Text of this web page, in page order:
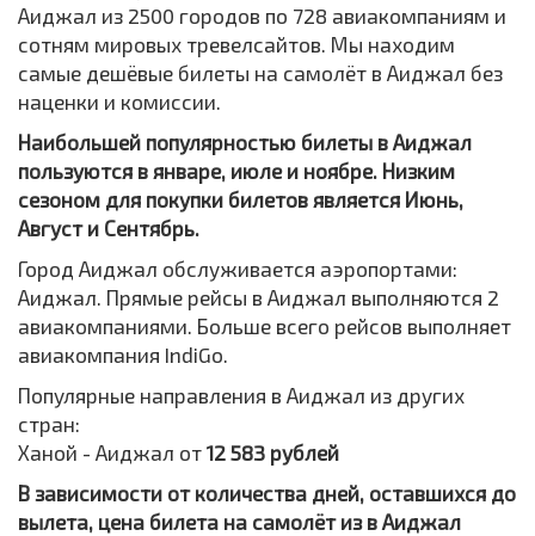
Аиджал из 2500 городов по 728 авиакомпаниям и
сотням мировых тревелсайтов. Мы находим
самые дешёвые билеты на самолёт в Аиджал без
наценки и комиссии.
Наибольшей популярностью билеты в Аиджал
пользуются в январе, июле и ноябре. Низким
сезоном для покупки билетов является Июнь,
Август и Сентябрь.
Город Аиджал обслуживается аэропортами:
Аиджал. Прямые рейсы в Аиджал выполняются 2
авиакомпаниями. Больше всего рейсов выполняет
авиакомпания IndiGo.
Популярные направления в Аиджал из других
стран:
Ханой - Аиджал от 12 583 рублей
В зависимости от количества дней, оставшихся до
вылета, цена билета на самолёт из в Аиджал